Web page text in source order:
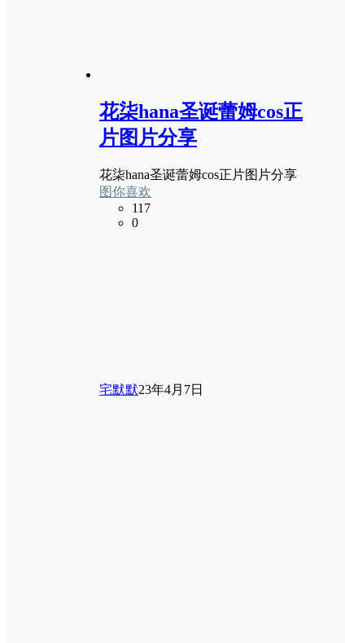
花柒hana圣诞蕾姆cos正
片图片分享
花柒hana圣诞蕾姆cos正片图片分享
图你喜欢
117
0
宅默默23年4月7日